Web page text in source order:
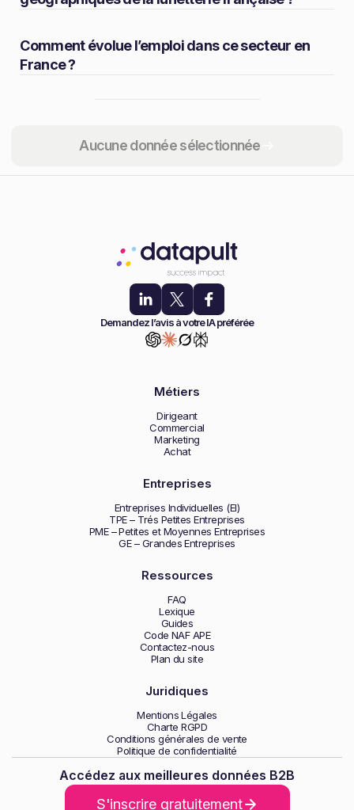
Aucune donnée sélectionnée
Comment évolue l’emploi dans ce secteur en
France ?
Partager
Demandez l’avis à votre IA préférée
Métiers
Dirigeant
Commercial
Marketing
Achat
Entreprises
Entreprises Individuelles (EI)
TPE – Trés Petites Entreprises
PME – Petites et Moyennes Entreprises
GE – Grandes Entreprises
Ressources
FAQ
Lexique
Guides
Code NAF APE
Contactez-nous
Plan du site
Juridiques
Mentions Légales
Charte RGPD
Conditions générales de vente
Politique de confidentialité
Accédez aux meilleures données B2B
S'inscrire gratuitement